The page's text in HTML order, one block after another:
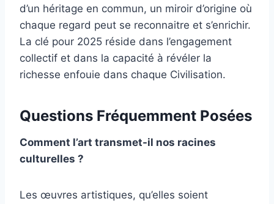
d’un héritage en commun, un miroir d’origine où
chaque regard peut se reconnaitre et s’enrichir.
La clé pour 2025 réside dans l’engagement
collectif et dans la capacité à révéler la
richesse enfouie dans chaque Civilisation.
Questions Fréquemment Posées
Comment l’art transmet-il nos racines
culturelles ?
Les œuvres artistiques, qu’elles soient